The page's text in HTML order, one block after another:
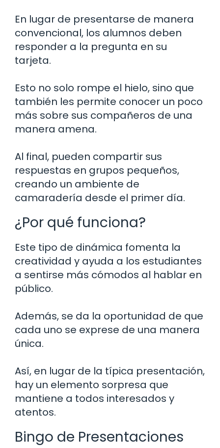
En lugar de presentarse de manera
convencional, los alumnos deben
responder a la pregunta en su
tarjeta.
Esto no solo rompe el hielo, sino que
también les permite conocer un poco
más sobre sus compañeros de una
manera amena.
Al final, pueden compartir sus
respuestas en grupos pequeños,
creando un ambiente de
camaradería desde el primer día.
¿Por qué funciona?
Este tipo de dinámica fomenta la
creatividad y ayuda a los estudiantes
a sentirse más cómodos al hablar en
público.
Además, se da la oportunidad de que
cada uno se exprese de una manera
única.
Así, en lugar de la típica presentación,
hay un elemento sorpresa que
mantiene a todos interesados y
atentos.
Bingo de Presentaciones